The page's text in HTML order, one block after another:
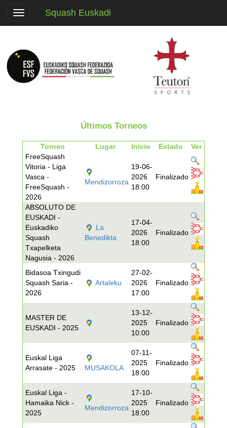
Toggle
navigation
Squash Euskadi
Últimos Torneos
Torneo Lugar Inicio Estado
Ver
FreeSquash
Vitoria - Liga
Vasca -
FreeSquash -
2026
Mendizorroza
19-06-
2026
18:00
Finalizado
ABSOLUTO DE
EUSKADI -
Euskadiko
Squash
Txapelketa
Nagusia - 2026
La
Benedikta
17-04-
2026
18:00
Finalizado
Bidasoa Txingudi
Squash Saria -
2026
Artaleku
27-02-
2026
17:00
Finalizado
MASTER DE
EUSKADI - 2025
13-12-
2025
10:00
Finalizado
Euskal Liga
Arrasate - 2025
MUSAKOLA
07-11-
2025
18:00
Finalizado
Euskal Liga -
Hamaika Nick -
2025
Mendizorroza
17-10-
2025
18:00
Finalizado